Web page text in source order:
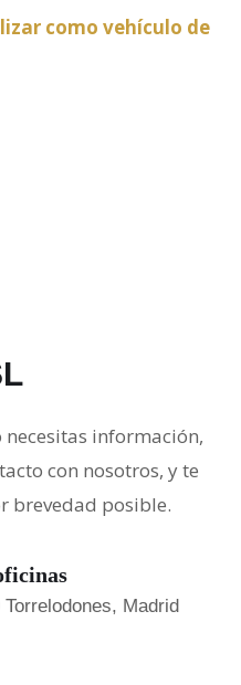
como vehículo de
información,
con nosotros, y te
brevedad posible.
Madrid